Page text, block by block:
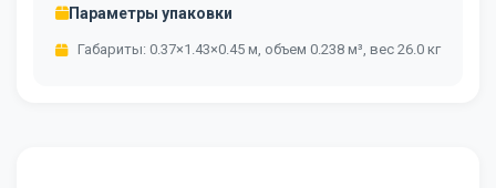
Параметры упаковки
Габариты: 0.37×1.43×0.45 м, объем 0.238 м³, вес 26.0 кг